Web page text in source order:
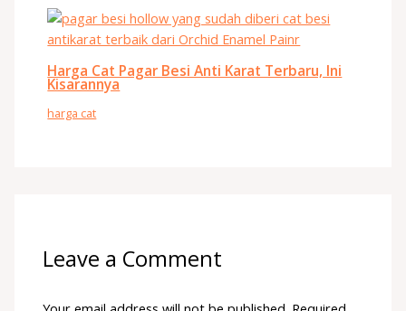
Harga Cat Pagar Besi Anti Karat Terbaru, Ini
Kisarannya
harga cat
Leave a Comment